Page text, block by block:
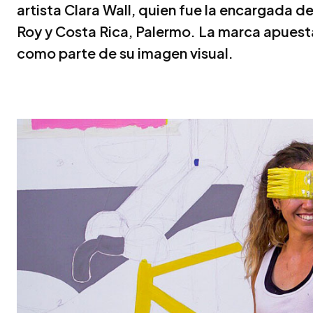
artista Clara Wall, quien fue la encargada
Roy y Costa Rica, Palermo. La marca
como parte de su imagen visual.